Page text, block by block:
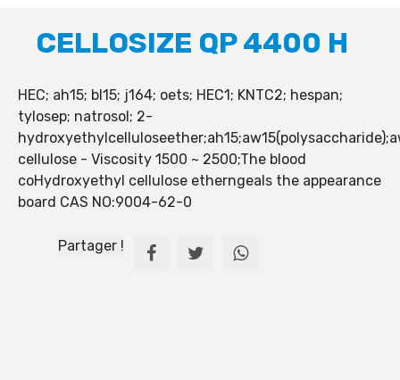
CELLOSIZE QP 4400 H
HEC; ah15; bl15; j164; oets; HEC1; KNTC2; hespan;
tylosep; natrosol; 2-
cellulose - Viscosity 1500 ~ 2500;The blood
coHydroxyethyl cellulose etherngeals the appearance
board CAS NO:9004-62-0
Partager !